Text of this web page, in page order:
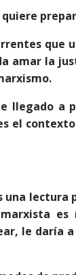
que
amar la
llegado a
el
le daría